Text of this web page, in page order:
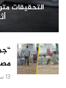
التحقيقات
13 ساعة منذ